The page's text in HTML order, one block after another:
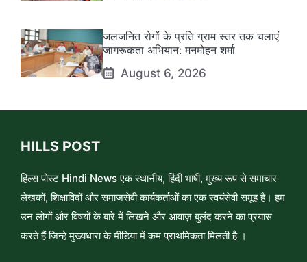
जलजनित रोगों के प्रति ग्राम स्तर तक चलाएं
जागरूकता अभियान: मनमोहन शर्मा
August 6, 2026
HILLS POST
हिल्स पोस्ट Hindi News एक स्थानीय, हिंदी भाषी, मुख्य रूप से समाचार
लेखकों, शिक्षाविदों और समाजसेवी कार्यकर्ताओं का एक स्वयंसेवी समूह है। हम
उन लोगों और विषयों के बारे में लिखने और आवाज़ बुलंद करने का प्रयास
करते हैं जिन्हे मुख्यधारा के मीडिया में कम प्राथमिकता मिलती है ।